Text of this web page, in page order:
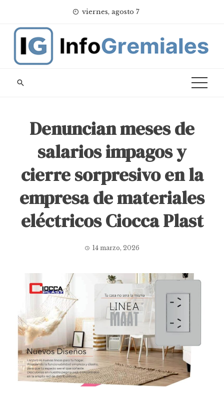
content
viernes, agosto 7
Denuncian meses de
salarios impagos y
cierre sorpresivo en la
empresa de materiales
eléctricos Ciocca Plast
14 marzo, 2026